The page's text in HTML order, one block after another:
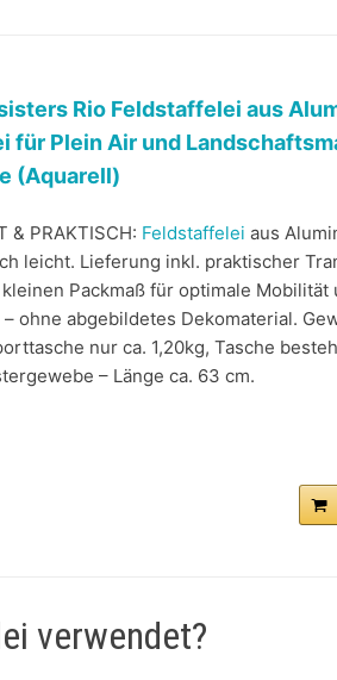
Rio Feldstaffelei aus
für Plein Air und
(Aquarell)
& PRAKTISCH: Feldstaffelei aus
leicht. Lieferung inkl. praktischer
Packmaß für optimale Mobilität
– ohne abgebildetes Dekomaterial.
nur ca. 1,20kg, Tasche
– Länge ca. 63 cm.
verwendet?